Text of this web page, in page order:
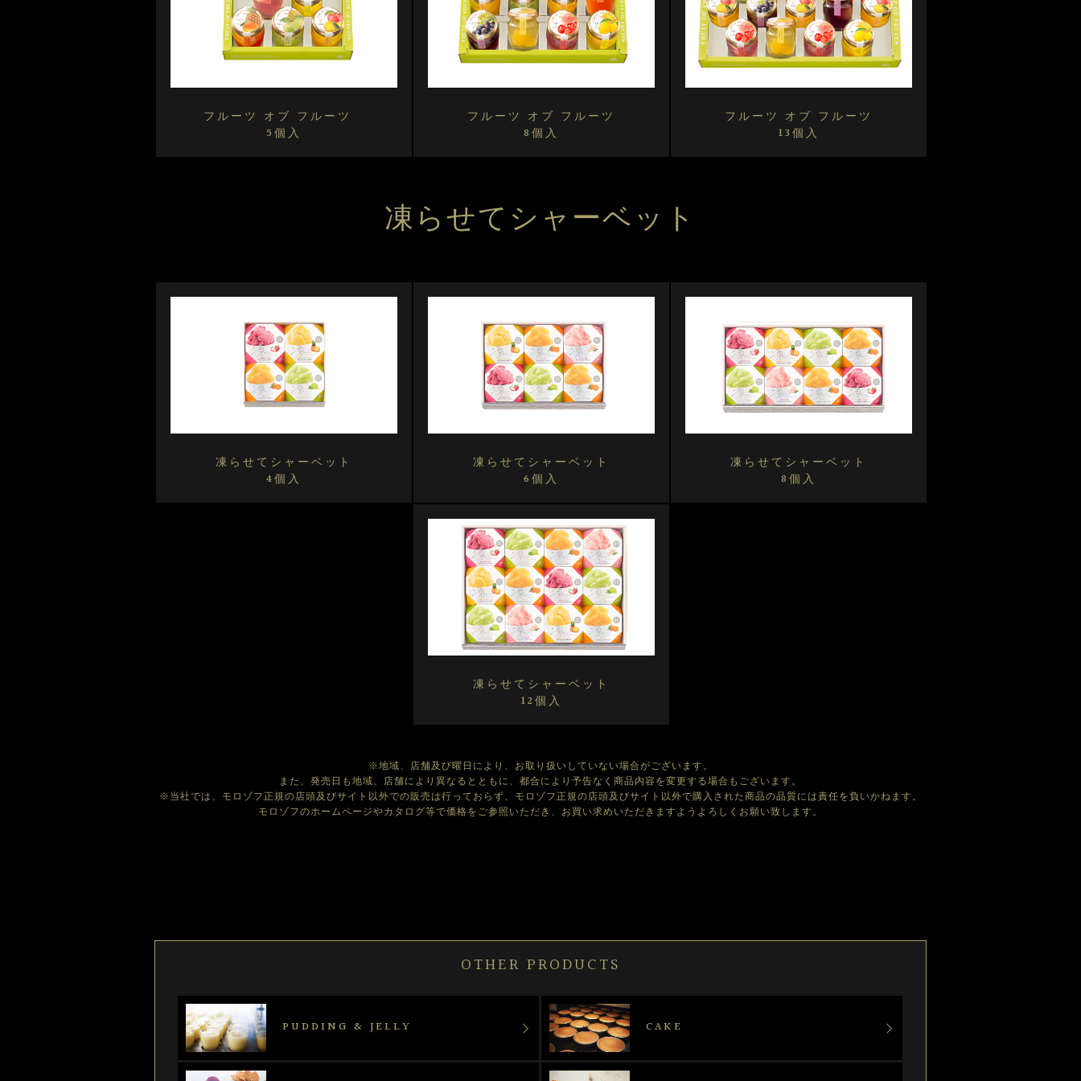
フルーツ オブ フルーツ
5個入
フルーツ オブ フルーツ
8個入
フルーツ オブ フルーツ
13個入
凍らせてシャーベット
凍らせてシャーベット
4個入
凍らせてシャーベット
6個入
凍らせてシャーベット
8個入
凍らせてシャーベット
12個入
※地域、店舗及び曜日により、お取り扱いしていない場合がございます。
また、発売日も地域、店舗により異なるとともに、都合により予告なく商品内容を変更する場合もございます。
※当社では、モロゾフ正規の店頭及びサイト以外での販売は行っておらず、モロゾフ正規の店頭及びサイト以外で購入された商品の品質には責任を負いかねます。
モロゾフのホームページやカタログ等で価格をご参照いただき、お買い求めいただきますようよろしくお願い致します。
OTHER PRODUCTS
PUDDING & JELLY CAKE